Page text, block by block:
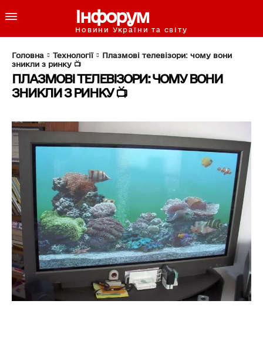
Інфорум
Новини України та світу
Головна Технології
Плазмові телевізори: чому вони
зникли з ринку 📺
ПЛАЗМОВІ ТЕЛЕВІЗОРИ: ЧОМУ ВОНИ
ЗНИКЛИ З РИНКУ 📺